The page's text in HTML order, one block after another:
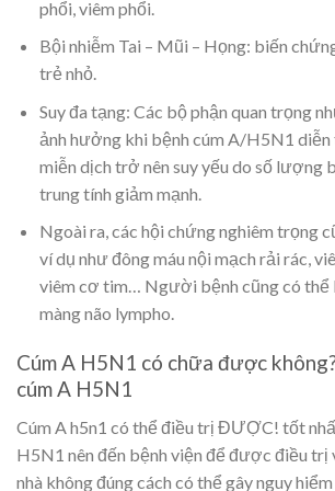
phổi, viêm phổi.
Bội nhiễm Tai – Mũi – Họng: biến
trẻ nhỏ.
Suy đa tạng: Các bộ phận quan trọng
ảnh hưởng khi bệnh cúm A/H5N1 diễn
miễn dịch trở nên suy yếu do số lượng
trung tính giảm mạnh.
Ngoài ra, các hội chứng nghiêm trọng
ví dụ như đông máu nội mạch rải rác,
viêm cơ tim… Người bệnh cũng có thể
màng não lympho.
Cúm A H5N1 có chữa được
cúm A H5N1
Cúm A h5n1 có thể điều trị ĐƯỢC! tốt
H5N1 nên đến bệnh viện để được điều trị
nhà không đúng cách có thể gây nguy